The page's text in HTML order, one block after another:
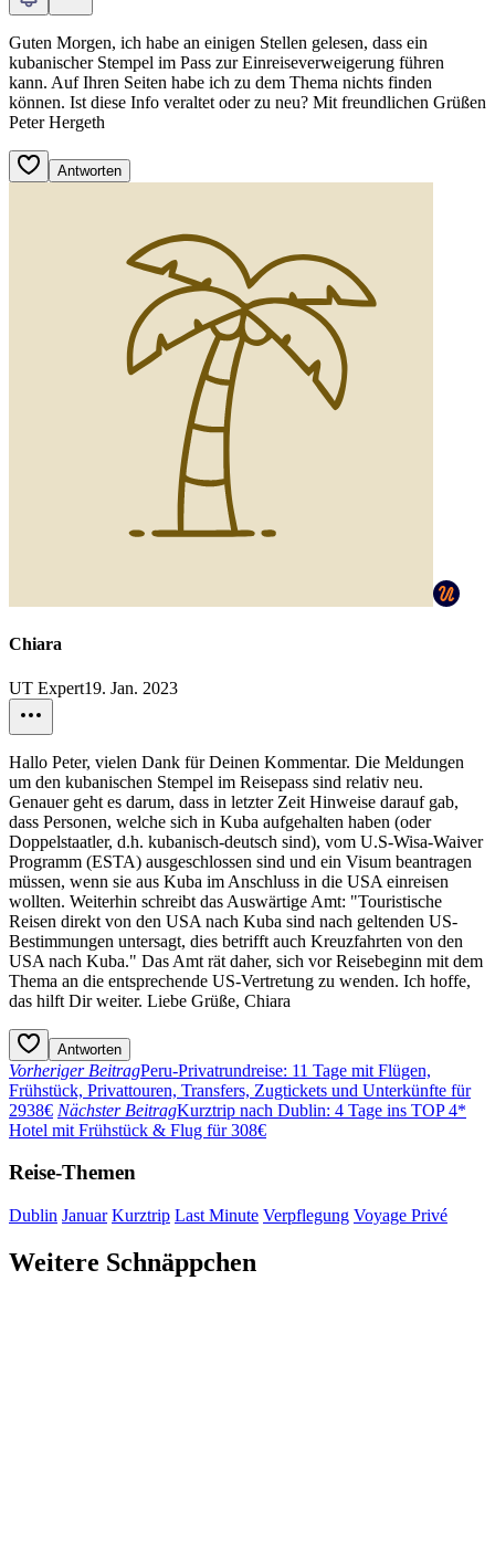
Guten Morgen, ich habe an einigen Stellen gelesen, dass ein
kubanischer Stempel im Pass zur Einreiseverweigerung führen
kann. Auf Ihren Seiten habe ich zu dem Thema nichts finden
können. Ist diese Info veraltet oder zu neu? Mit freundlichen Grüßen
Peter Hergeth
Antworten
Chiara
UT Expert19. Jan. 2023
Hallo Peter, vielen Dank für Deinen Kommentar. Die Meldungen
um den kubanischen Stempel im Reisepass sind relativ neu.
Genauer geht es darum, dass in letzter Zeit Hinweise darauf gab,
dass Personen, welche sich in Kuba aufgehalten haben (oder
Doppelstaatler, d.h. kubanisch-deutsch sind), vom U.S-Wisa-Waiver
Programm (ESTA) ausgeschlossen sind und ein Visum beantragen
müssen, wenn sie aus Kuba im Anschluss in die USA einreisen
wollten. Weiterhin schreibt das Auswärtige Amt: "Touristische
Reisen direkt von den USA nach Kuba sind nach geltenden US-
Bestimmungen untersagt, dies betrifft auch Kreuzfahrten von den
USA nach Kuba." Das Amt rät daher, sich vor Reisebeginn mit dem
Thema an die entsprechende US-Vertretung zu wenden. Ich hoffe,
das hilft Dir weiter. Liebe Grüße, Chiara
Antworten
Vorheriger BeitragPeru-Privatrundreise: 11 Tage mit Flügen,
Frühstück, Privattouren, Transfers, Zugtickets und Unterkünfte für
2938€ Nächster BeitragKurztrip nach Dublin: 4 Tage ins TOP 4*
Hotel mit Frühstück & Flug für 308€
Reise-Themen
Dublin Januar Kurztrip Last Minute Verpflegung Voyage Privé
Weitere Schnäppchen